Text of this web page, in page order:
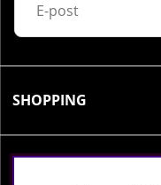
SHOPPING